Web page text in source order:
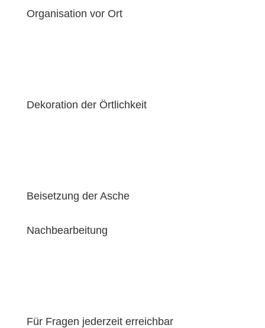
Organisation vor Ort
Dekoration der Örtlichkeit
Beisetzung der Asche
Nachbearbeitung
Für Fragen jederzeit erreichbar